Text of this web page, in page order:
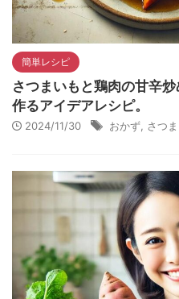
簡単レシピ
さつまいもと鶏肉の甘辛
作るアイデアレシピ。
2024/11/30 おかず さつ